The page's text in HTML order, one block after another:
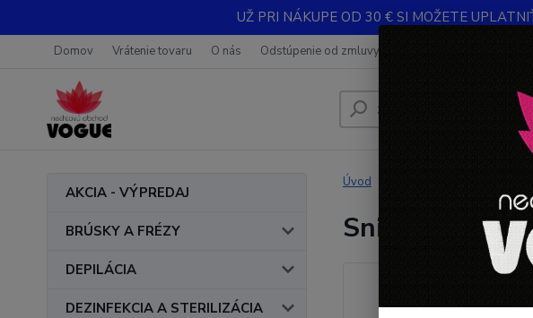
UŽ PRI NÁKUPE OD 30 € SI MOŽETE
Domov Vrátenie tovaru O nás Odstúpenie od zmluvy
AKCIA - VÝPREDAJ
BRÚSKY A FRÉZY
DEPILÁCIA
DEZINFEKCIA A STERILIZÁCIA
Úvod KOZMETIKA
Snippex